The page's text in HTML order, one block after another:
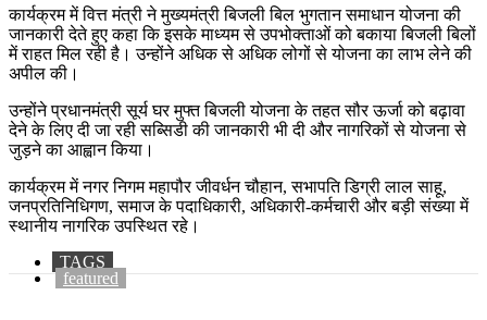
कार्यक्रम में वित्त मंत्री ने मुख्यमंत्री बिजली बिल भुगतान समाधान योजना की
जानकारी देते हुए कहा कि इसके माध्यम से उपभोक्ताओं को बकाया बिजली बिलों
में राहत मिल रही है। उन्होंने अधिक से अधिक लोगों से योजना का लाभ लेने की
अपील की।
उन्होंने प्रधानमंत्री सूर्य घर मुफ्त बिजली योजना के तहत सौर ऊर्जा को बढ़ावा
देने के लिए दी जा रही सब्सिडी की जानकारी भी दी और नागरिकों से योजना से
जुड़ने का आह्वान किया।
कार्यक्रम में नगर निगम महापौर जीवर्धन चौहान, सभापति डिग्री लाल साहू,
जनप्रतिनिधिगण, समाज के पदाधिकारी, अधिकारी-कर्मचारी और बड़ी संख्या में
स्थानीय नागरिक उपस्थित रहे।
TAGS
featured